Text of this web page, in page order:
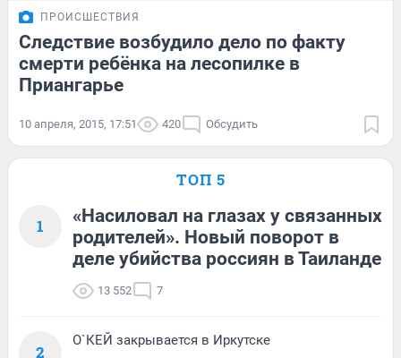
ПРОИСШЕСТВИЯ
Следствие возбудило дело по факту
смерти ребёнка на лесопилке в
Приангарье
10 апреля, 2015, 17:51 420 Обсудить
ТОП 5
1
«Насиловал на глазах у связанных
родителей». Новый поворот в
деле убийства россиян в Таиланде
13 552 7
2
О`КЕЙ закрывается в Иркутске